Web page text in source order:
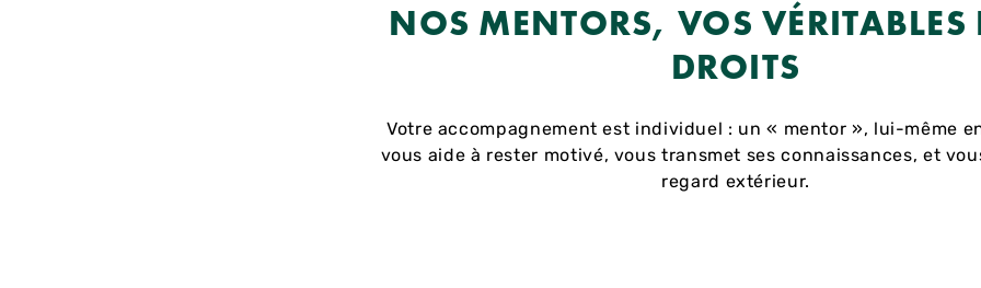
NOS MENTORS, VOS VÉRITABLES
DROITS
Votre accompagnement est individuel : un « mentor », lui-même
vous aide à rester motivé, vous transmet ses connaissances, et
regard extérieur.